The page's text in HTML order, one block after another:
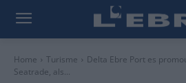
Home Turisme
Delta Ebre Port es
Seatrade, als...